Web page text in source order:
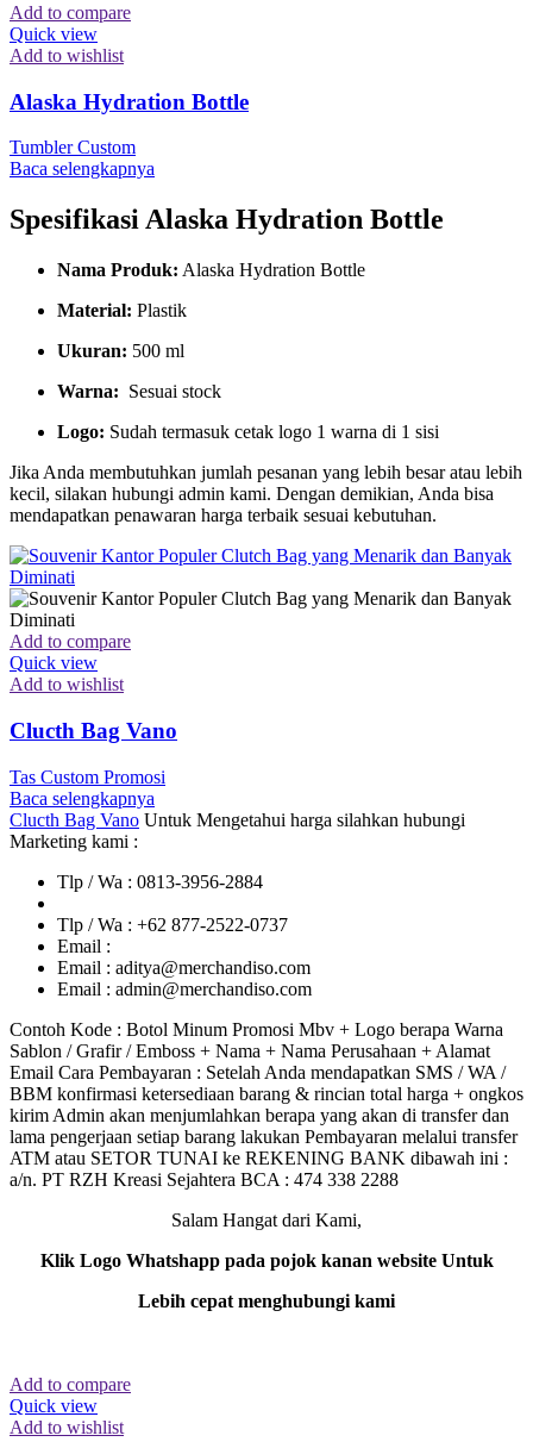
Add to compare
Quick view
Add to wishlist
Alaska Hydration Bottle
Tumbler Custom
Baca selengkapnya
SpesifikasiAlaska Hydration Bottle
Nama Produk: Alaska Hydration Bottle
Material: Plastik
Ukuran: 500 ml
Warna: Sesuai stock
Logo: Sudah termasuk cetak logo 1 warna di 1 sisi
Jika Anda membutuhkan jumlah pesanan yang lebih besar atau lebih
kecil, silakan hubungi admin kami. Dengan demikian, Anda bisa
mendapatkan penawaran harga terbaik sesuai kebutuhan.
Add to compare
Quick view
Add to wishlist
Clucth Bag Vano
Tas Custom Promosi
Baca selengkapnya
Clucth Bag Vano Untuk Mengetahui harga silahkan hubungi
Marketing kami :
Tlp / Wa : 0813-3956-2884
Tlp / Wa : +62 877-2522-0737
Email :
Email : aditya@merchandiso.com
Email : admin@merchandiso.com
Contoh Kode : Botol Minum Promosi Mbv + Logo berapa Warna
Sablon / Grafir / Emboss + Nama + Nama Perusahaan + Alamat
Email Cara Pembayaran : Setelah Anda mendapatkan SMS / WA /
BBM konfirmasi ketersediaan barang & rincian total harga + ongkos
kirim Admin akan menjumlahkan berapa yang akan di transfer dan
lama pengerjaan setiap barang lakukan Pembayaran melalui transfer
ATM atau SETOR TUNAI ke REKENING BANK dibawah ini :
a/n. PT RZH Kreasi Sejahtera BCA : 474 338 2288
Salam Hangat dari Kami,
Klik Logo Whatshapp pada pojok kanan website Untuk
Lebih cepat menghubungi kami
Add to compare
Quick view
Add to wishlist